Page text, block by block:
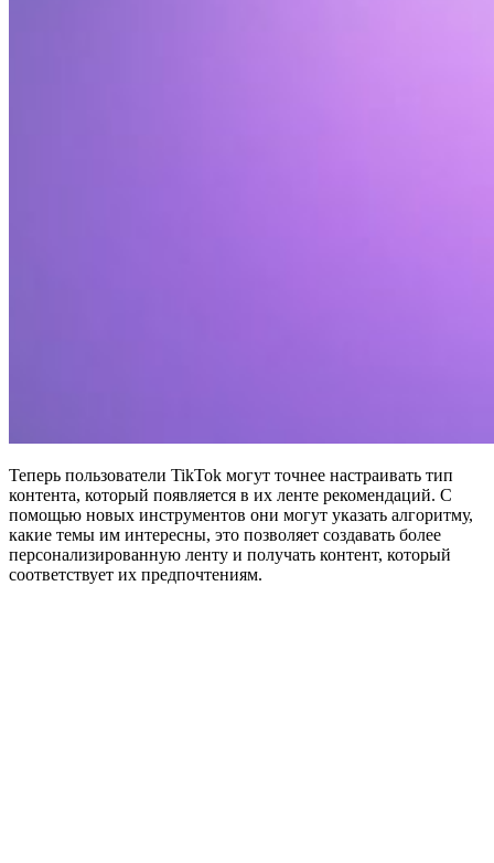
Теперь пользователи TikTok могут точнее настраивать тип
контента, который появляется в их ленте рекомендаций. С
помощью новых инструментов они могут указать алгоритму,
какие темы им интересны, это позволяет создавать более
персонализированную ленту и получать контент, который
соответствует их предпочтениям.